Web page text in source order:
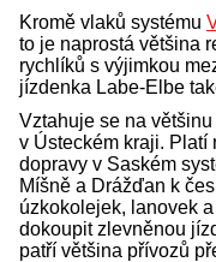
Kromě vlaků systému
to je naprostá většina
rychlíků s výjimkou
jízdenka Labe-Elbe
Vztahuje se na
v Ústeckém kraji. Platí
dopravy v Saském
Míšně a Drážďan k
úzkokolejek, lanovek
dokoupit zlevněnou
patří většina přívozů